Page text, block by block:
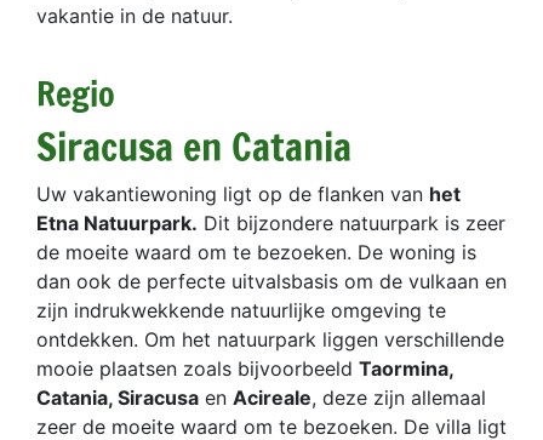
vakantie in de natuur.
Regio
Siracusa en Catania
Uw vakantiewoning ligt op de flanken van het
Etna Natuurpark. Dit bijzondere natuurpark is zeer
de moeite waard om te bezoeken. De woning is
dan ook de perfecte uitvalsbasis om de vulkaan en
zijn indrukwekkende natuurlijke omgeving te
ontdekken. Om het natuurpark liggen verschillende
mooie plaatsen zoals bijvoorbeeld Taormina,
Catania, Siracusa en Acireale, deze zijn allemaal
zeer de moeite waard om te bezoeken. De villa ligt